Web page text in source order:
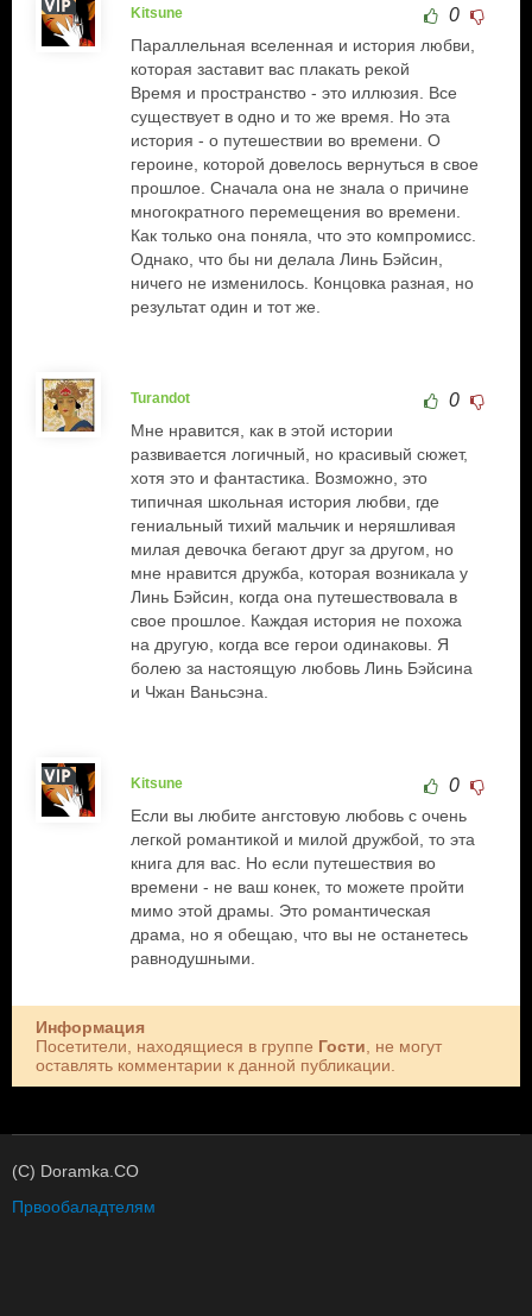
Kitsune 0
Параллельная вселенная и история любви,
которая заставит вас плакать рекой
Время и пространство - это иллюзия. Все
существует в одно и то же время. Но эта
история - о путешествии во времени. О
героине, которой довелось вернуться в свое
прошлое. Сначала она не знала о причине
многократного перемещения во времени.
Как только она поняла, что это компромисс.
Однако, что бы ни делала Линь Бэйсин,
ничего не изменилось. Концовка разная, но
результат один и тот же.
Turandot 0
Мне нравится, как в этой истории
развивается логичный, но красивый сюжет,
хотя это и фантастика. Возможно, это
типичная школьная история любви, где
гениальный тихий мальчик и неряшливая
милая девочка бегают друг за другом, но
мне нравится дружба, которая возникала у
Линь Бэйсин, когда она путешествовала в
свое прошлое. Каждая история не похожа
на другую, когда все герои одинаковы. Я
болею за настоящую любовь Линь Бэйсина
и Чжан Ваньсэна.
Kitsune 0
Если вы любите ангстовую любовь с очень
легкой романтикой и милой дружбой, то эта
книга для вас. Но если путешествия во
времени - не ваш конек, то можете пройти
мимо этой драмы. Это романтическая
драма, но я обещаю, что вы не останетесь
равнодушными.
Информация
Посетители, находящиеся в группе Гости, не могут
оставлять комментарии к данной публикации.
(C) Doramka.CO
Првообаладтелям